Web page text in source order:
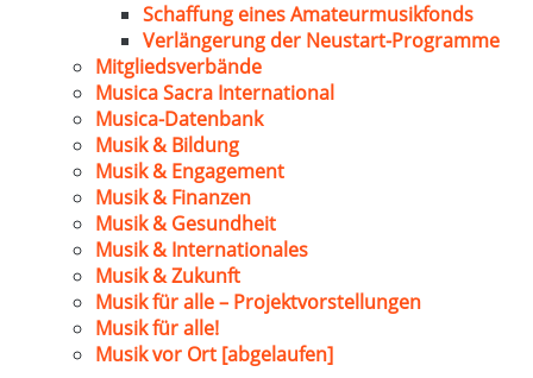
Schaffung eines Amateurmusikfonds
Verlängerung der Neustart-Programme
Mitgliedsverbände
Musica Sacra International
Musica-Datenbank
Musik & Bildung
Musik & Engagement
Musik & Finanzen
Musik & Gesundheit
Musik & Internationales
Musik & Zukunft
Musik für alle – Projektvorstellungen
Musik für alle!
Musik vor Ort [abgelaufen]